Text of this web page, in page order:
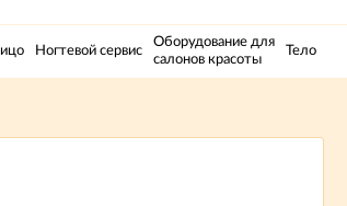
Ногтевой сервис
Оборудование для
салонов красоты
Тело